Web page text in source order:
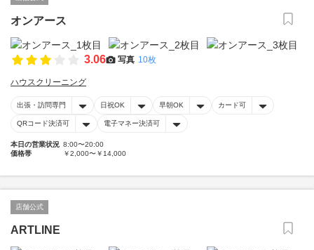
オンアース
3.06 写真 10枚
ハウスクリーニング
出張・訪問専門 日祝OK 早朝OK カード可
QRコード決済可 電子マネー決済可
本日の営業状況 8:00〜20:00
価格帯
￥2,000〜￥14,000
店舗公式
ARTLINE